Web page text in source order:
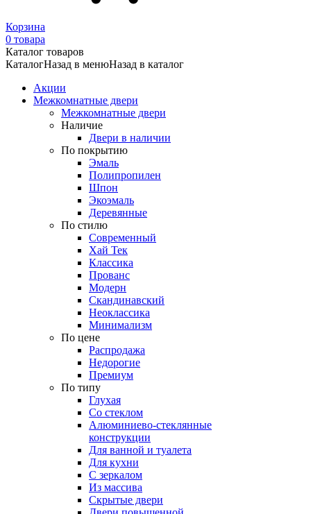
Корзина
0 товара
Каталог товаров
КаталогНазад в менюНазад в каталог
Акции
Межкомнатные двери
Межкомнатные двери
Наличие
Двери в наличии
По покрытию
Эмаль
Полипропилен
Шпон
Экоэмаль
Деревянные
По стилю
Современный
Хай Тек
Классика
Прованс
Модерн
Скандинавский
Неоклассика
Минимализм
По цене
Распродажа
Недорогие
Премиум
По типу
Глухая
Со стеклом
Алюминиево-стеклянные
конструкции
Для ванной и туалета
Для кухни
С зеркалом
Из массива
Скрытые двери